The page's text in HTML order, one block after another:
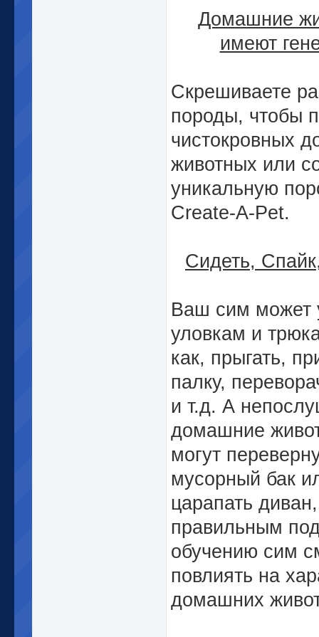
Домашние
имеют
Скрешиваете
породы, чтобы
чистокровных
животных или
уникальную
Create-A-Pet.
Сидеть,
Ваш сим может
уловкам и
как, прыгать,
палку,
и т.д. А
домашние
могут
мусорный бак
царапать
правильным
обучению сим
повлиять на
домашних